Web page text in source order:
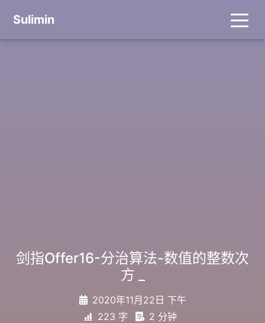
Sulimin
剑指Offer16-分治算法-数值的整数次
方
2020年11月22日 下午
223 字
2 分钟